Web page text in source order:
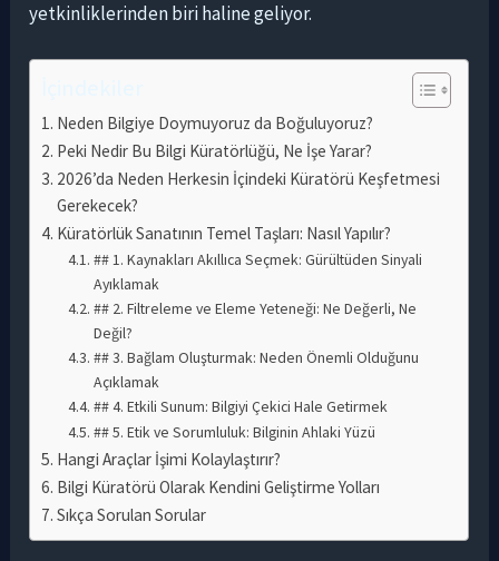
yetkinliklerinden biri haline geliyor.
Neden Bilgiye Doymuyoruz da Boğuluyoruz?
Peki Nedir Bu Bilgi Küratörlüğü, Ne İşe Yarar?
2026’da Neden Herkesin İçindeki Küratörü Keşfetmesi
Gerekecek?
Küratörlük Sanatının Temel Taşları: Nasıl Yapılır?
## 1. Kaynakları Akıllıca Seçmek: Gürültüden Sinyali
Ayıklamak
## 2. Filtreleme ve Eleme Yeteneği: Ne Değerli, Ne
Değil?
## 3. Bağlam Oluşturmak: Neden Önemli Olduğunu
Açıklamak
## 4. Etkili Sunum: Bilgiyi Çekici Hale Getirmek
## 5. Etik ve Sorumluluk: Bilginin Ahlaki Yüzü
Hangi Araçlar İşimi Kolaylaştırır?
Bilgi Küratörü Olarak Kendini Geliştirme Yolları
Sıkça Sorulan Sorular